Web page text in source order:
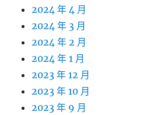
2024 年 4 月
2024 年 3 月
2024 年 2 月
2024 年 1 月
2023 年 12 月
2023 年 10 月
2023 年 9 月